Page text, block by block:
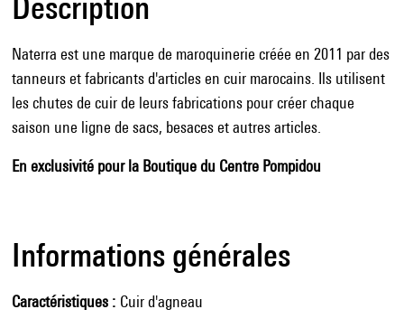
Naterra est une marque de maroquinerie créée en 2011 par des
tanneurs et fabricants d'articles en cuir marocains. Ils utilisent
les chutes de cuir de leurs fabrications pour créer chaque
saison une ligne de sacs, besaces et autres articles.
En exclusivité pour la Boutique du Centre Pompidou
Informations générales
Caractéristiques Cuir d'agneau